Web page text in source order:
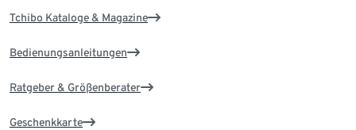
Tchibo Kataloge & Magazine
Bedienungsanleitungen
Ratgeber & Größenberater
Geschenkkarte